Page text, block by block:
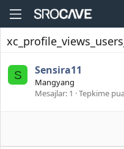
S Sensira11
Mangyang
Mesajlar 1 Tepkime